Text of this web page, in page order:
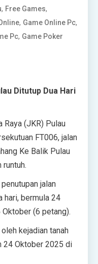
, Free Games,
, Game Online Pc,
Pc, Game Poker
Ditutup Dua Hari
Raya (JKR) Pulau
FT006, jalan
Ke Balik Pulau
jalan
hari, bermula 24
(6 petang).
kejadian tanah
24 Oktober 2025 di